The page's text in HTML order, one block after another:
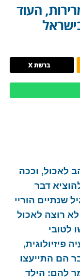
העוד
ברשת X
לאכול, וככה
דבר
שנתיים הוריי
רוצה לאכול
לטובי
פיזיולוגית,
הם התייעצו
להם: הילד